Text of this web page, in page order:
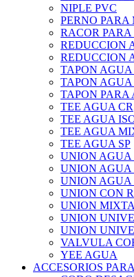
NIPLE PVC
PERNO
RACOR PARA
REDUCCION
REDUCCION
TAPON
TAPON
TAPON PARA
TEE AGUA CR
TEE AGUA
TEE AGUA
TEE AGUA SP
UNION AGUA
UNION AGUA
UNION AGUA
UNION CON
UNION MIXTA
UNION
UNION
VALVULA
YEE AGUA
ACCESORIOS